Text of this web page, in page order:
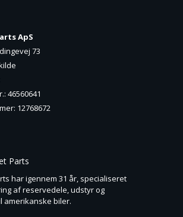
ApS
73
: 46560641
: 12768672
Parts
har igennem 31 år, specialiseret
af reservedele, udstyr og
amerikanske biler.